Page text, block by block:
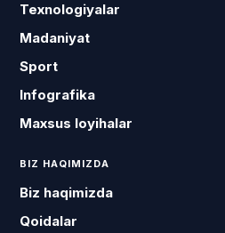
Texnologiyalar
Madaniyat
Sport
Infografika
Maxsus loyihalar
BIZ HAQIMIZDA
Biz haqimizda
Qoidalar